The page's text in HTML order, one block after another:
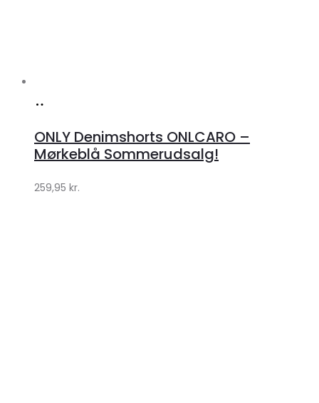
Klædeskabet.dk
ONLY Denimshorts ONLCARO –
Mørkeblå Sommerudsalg!
259,95 kr.